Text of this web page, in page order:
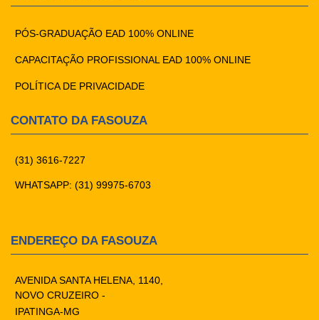
PÓS-GRADUAÇÃO EAD 100% ONLINE
CAPACITAÇÃO PROFISSIONAL EAD 100% ONLINE
POLÍTICA DE PRIVACIDADE
CONTATO DA FASOUZA
(31) 3616-7227
WHATSAPP: (31) 99975-6703
ENDEREÇO DA FASOUZA
AVENIDA SANTA HELENA, 1140,
NOVO CRUZEIRO -
IPATINGA-MG